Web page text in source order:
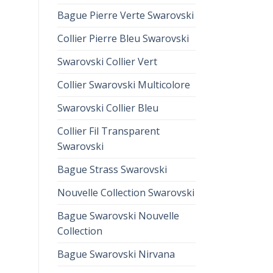
Bague Pierre Verte Swarovski
Collier Pierre Bleu Swarovski
Swarovski Collier Vert
Collier Swarovski Multicolore
Swarovski Collier Bleu
Collier Fil Transparent
Swarovski
Bague Strass Swarovski
Nouvelle Collection Swarovski
Bague Swarovski Nouvelle
Collection
Bague Swarovski Nirvana